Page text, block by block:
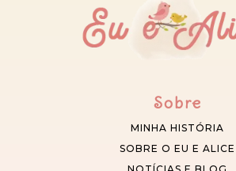
Sobre
MINHA HISTÓRIA
SOBRE O EU E ALICE